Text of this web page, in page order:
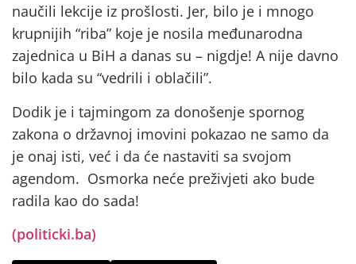
naučili lekcije iz prošlosti. Jer, bilo je i mnogo
krupnijih “riba” koje je nosila međunarodna
zajednica u BiH a danas su – nigdje! A nije davno
bilo kada su “vedrili i oblačili”.
Dodik je i tajmingom za donošenje spornog
zakona o državnoj imovini pokazao ne samo da
je onaj isti, već i da će nastaviti sa svojom
agendom. Osmorka neće preživjeti ako bude
radila kao do sada!
(politicki.ba)